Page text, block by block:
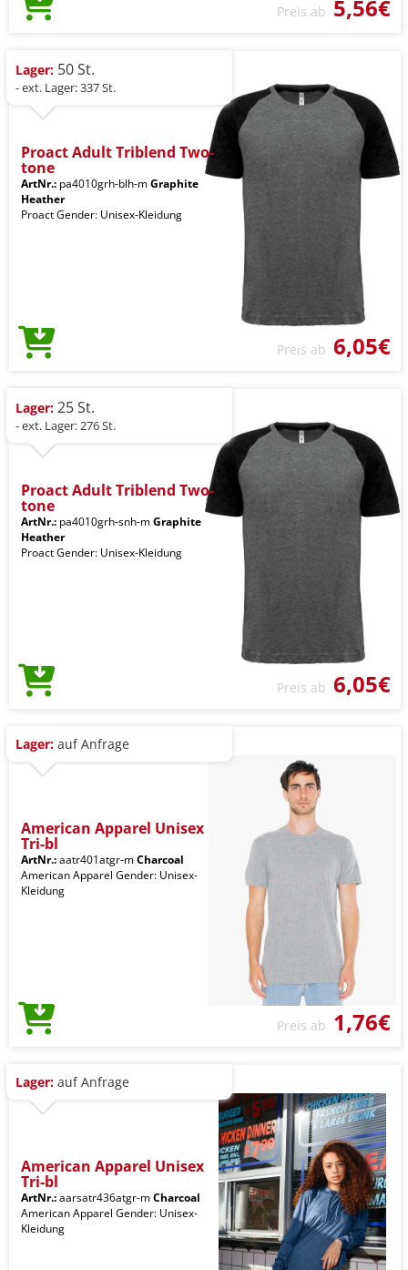
Preis ab 5,56€
Lager: 50 St.
- ext. Lager: 337 St.
Proact Adult Triblend Two-
tone
ArtNr.: pa4010grh-blh-mGraphite
Heather
Proact Gender: Unisex-Kleidung
Preis ab 6,05€
Lager: 25 St.
- ext. Lager: 276 St.
Proact Adult Triblend Two-
tone
ArtNr.: pa4010grh-snh-mGraphite
Heather
Proact Gender: Unisex-Kleidung
Preis ab 6,05€
Lager: auf Anfrage
American Apparel Unisex
Tri-bl
ArtNr.:aatr401atgr-mCharcoal
American Apparel Gender: Unisex-
Kleidung
Preis ab 1,76€
Lager: auf Anfrage
American Apparel Unisex
Tri-bl
ArtNr.:aarsatr436atgr-mCharcoal
American Apparel Gender: Unisex-
Kleidung